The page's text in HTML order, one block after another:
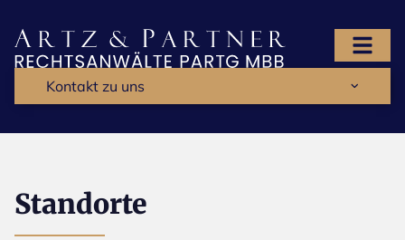
Kontakt zu uns
Standorte